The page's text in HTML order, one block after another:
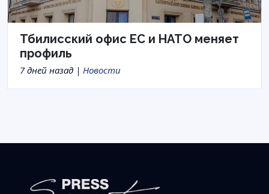
Тбилисский офис ЕС и НАТО меняет
профиль
7 дней назад | Новости